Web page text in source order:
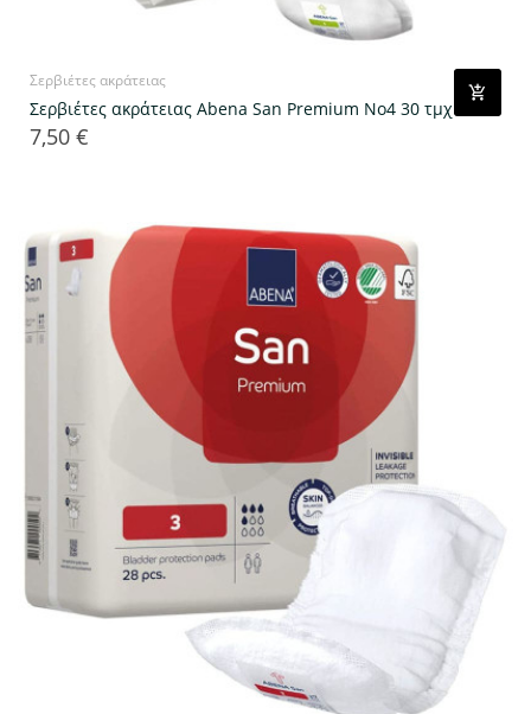
Σερβιέτες ακράτειας
Σερβιέτες ακράτειας Abena San Premium No4 30 τμχ
Τιμή
7,50 €